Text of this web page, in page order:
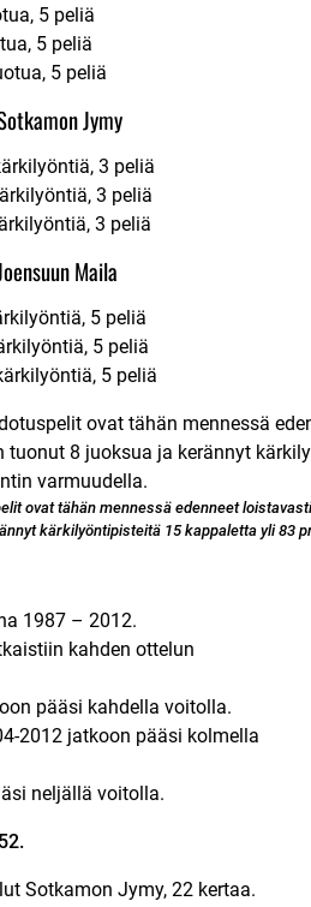
5 peliä
5 peliä
5 peliä
Jymy
3 peliä
3 peliä
3 peliä
Maila
5 peliä
5 peliä
5 peliä
ovat tähän mennessä edenneet
kärkilyöntipisteitä 15 kappaletta yli 83
1987 – 2012.
kahden ottelun
pääsi kahdella voitolla.
2012 jatkoon pääsi kolmella
neljällä voitolla.
Sotkamon Jymy, 22 kertaa.